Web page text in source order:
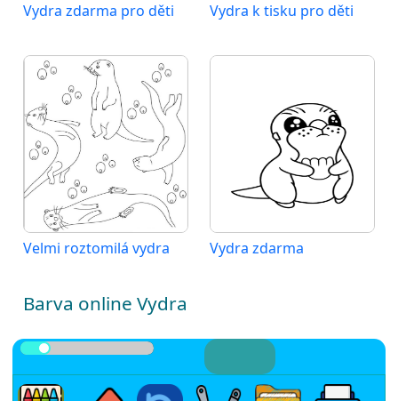
Vydra zdarma pro děti Vydra k tisku pro děti
Velmi roztomilá vydra Vydra zdarma
Barva online Vydra